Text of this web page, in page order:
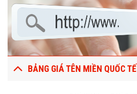
BẢNG GIÁ TÊN MIỀN QUỐC TẾ